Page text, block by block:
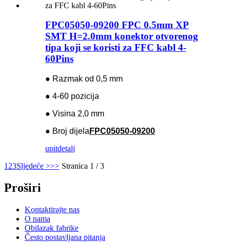
FPC05050-09200 FPC 0.5mm XP
SMT H=2.0mm konektor otvorenog
tipa koji se koristi za FFC kabl 4-
60Pins
● Razmak od 0,5 mm
● 4-60 pozicija
● Visina 2,0 mm
● Broj dijela FPC05050-09200
upitdetalj
1 23Sljedeće >>> Stranica 1 / 3
Proširi
Kontaktirajte nas
O nama
Obilazak fabrike
Često postavljana pitanja